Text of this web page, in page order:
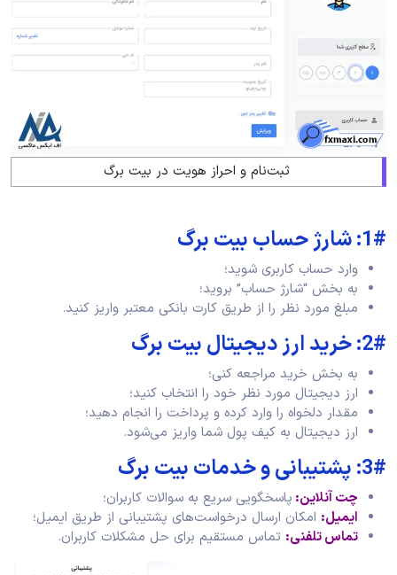
ثبت‌نام و احراز هویت در بیت برگ
1#: شارژ حساب بیت برگ
وارد حساب کاربری شوید؛
به بخش “شارژ حساب” بروید؛
مبلغ مورد نظر را از طریق کارت بانکی معتبر واریز کنید.
2#: خرید ارز دیجیتال بیت برگ
به بخش خرید مراجعه کنی؛
ارز دیجیتال مورد نظر خود را انتخاب کنید؛
مقدار دلخواه را وارد کرده و پرداخت را انجام دهید؛
ارز دیجیتال به کیف پول شما واریز می‌شود.
3#: پشتیبانی و خدمات بیت برگ
چت آنلاین: پاسخگویی سریع به سوالات کاربران؛
ایمیل: امکان ارسال درخواست‌های پشتیبانی از طریق ایمیل؛
تماس تلفنی: تماس مستقیم برای حل مشکلات کاربران.